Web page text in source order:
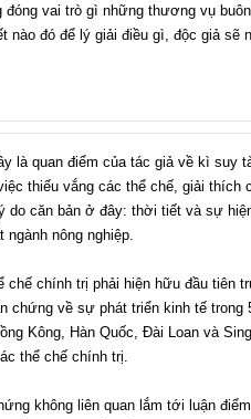
đóng vai trò gì những thương vụ
nào đó để lý giải điều gì, độc giả sẽ
là quan điểm của tác giả về kì suy
thiếu vắng các thể chế, giải thích
do căn bản ở đây: thời tiết và sự
ngành nông nghiệp.
chế chính trị phải hiện hữu đầu tiên
chứng về sự phát triển kinh tế trong
Kông, Hàn Quốc, Đài Loan và
thể chế chính trị.
không liên quan lắm tới luận